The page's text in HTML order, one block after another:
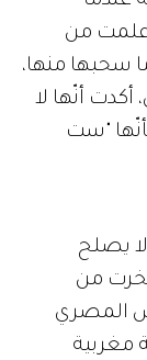
من
سحبها منها،
أنّها لا
"ست
يصلح
من
المصري
مغربية